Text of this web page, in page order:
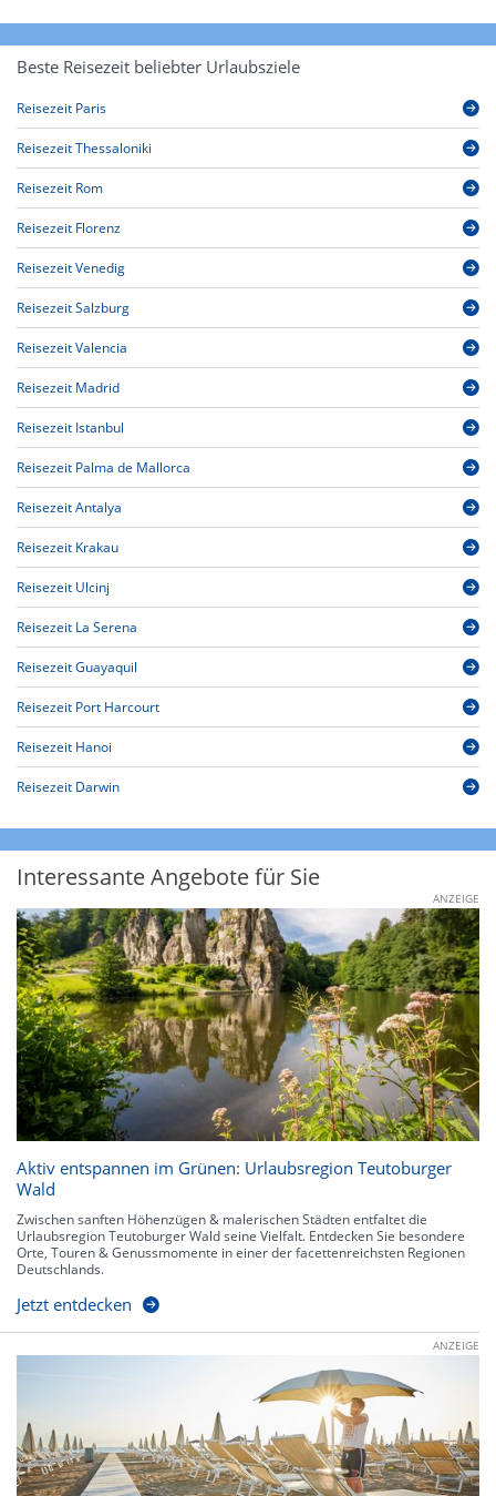
Beste Reisezeit beliebter Urlaubsziele
Reisezeit Paris
Reisezeit Thessaloniki
Reisezeit Rom
Reisezeit Florenz
Reisezeit Venedig
Reisezeit Salzburg
Reisezeit Valencia
Reisezeit Madrid
Reisezeit Istanbul
Reisezeit Palma de Mallorca
Reisezeit Antalya
Reisezeit Krakau
Reisezeit Ulcinj
Reisezeit La Serena
Reisezeit Guayaquil
Reisezeit Port Harcourt
Reisezeit Hanoi
Reisezeit Darwin
Interessante Angebote für Sie
ANZEIGE
Aktiv entspannen im Grünen: Urlaubsregion Teutoburger
Wald
Zwischen sanften Höhenzügen & malerischen Städten entfaltet die
Urlaubsregion Teutoburger Wald seine Vielfalt. Entdecken Sie besondere
Orte, Touren & Genussmomente in einer der facettenreichsten Regionen
Deutschlands.
Jetzt entdecken
ANZEIGE